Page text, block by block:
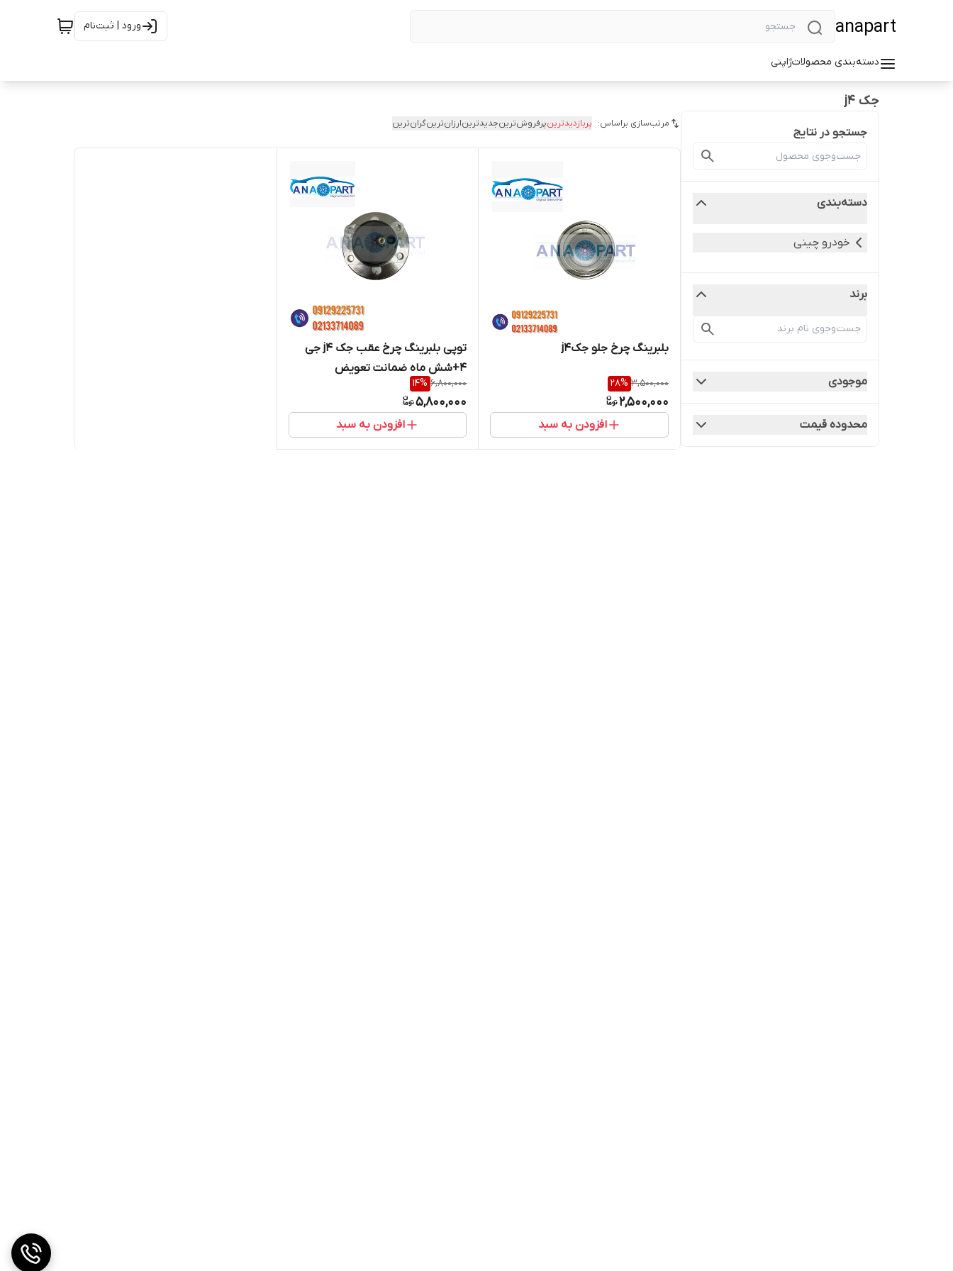
anapart ورود | ثبت‌نام
دسته‌بندی محصولاتژاپنی
جک j4
جستجو در نتایج
دسته‌بندی
خودرو چینی
برند
موجودی
محدوده قیمت
مرتب‌سازی براساس: پربازدیدترینپرفروش‌ترینجدیدترینارزان‌ترینگران‌ترین
بلبرینگ چرخ جلو جکj4
3,500,000
28%
2,500,000
افزودن به سبد
توپی بلبرینگ چرخ عقب جک j4 جی
۴+شش ماه ضمانت تعویض
6,800,000
14%
5,800,000
افزودن به سبد